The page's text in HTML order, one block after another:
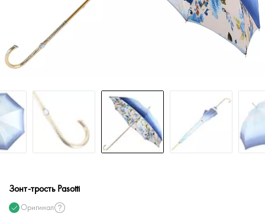
Зонт-трость Pasotti
Оригинал